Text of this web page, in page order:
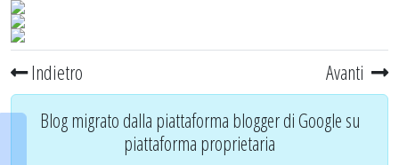
Indietro Avanti
Blog migrato dalla piattaforma blogger di Google su
piattaforma proprietaria